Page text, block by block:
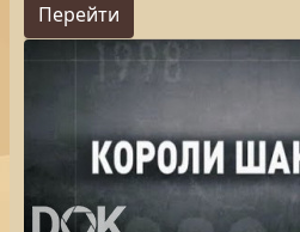
Перейти